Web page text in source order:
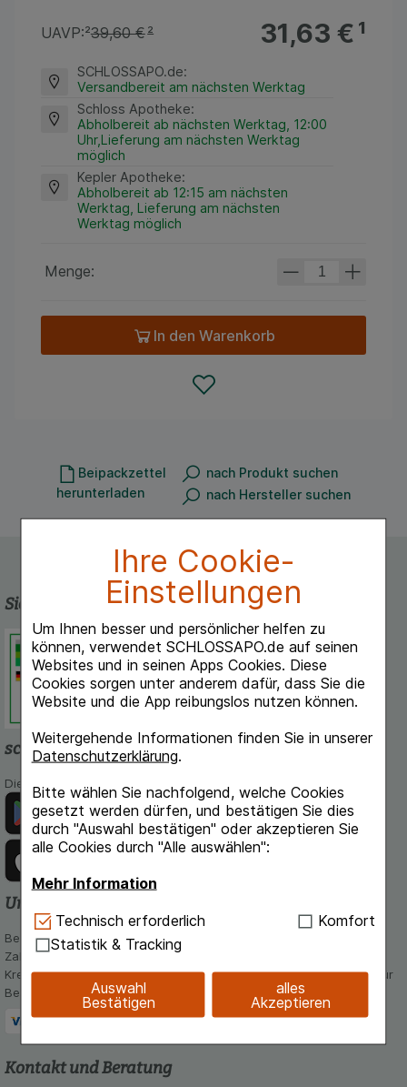
Ihre Cookie-
Einstellungen
Um Ihnen besser und persönlicher helfen zu
können, verwendet SCHLOSSAPO.de auf seinen
Websites und in seinen Apps Cookies. Diese
Cookies sorgen unter anderem dafür, dass Sie die
Website und die App reibungslos nutzen können.
Weitergehende Informationen finden Sie in unserer
Datenschutzerklärung.
Bitte wählen Sie nachfolgend, welche Cookies
gesetzt werden dürfen, und bestätigen Sie dies
durch "Auswahl bestätigen" oder akzeptieren Sie
alle Cookies durch "Alle auswählen":
Mehr Information
Technisch Notwendig:Hierbei handelt es sich um
Cookies, die für die Grundfunktionen unserer
Website notwendig sind (z.B. Navigation,
Warenkorb, Kundenkonto), weshalb auf diese nicht
verzichtet werden kann.
Einkaufserlebnis noch ansprechender zu gestalten,
beispielsweise für die Wiedererkennung des
Technisch erforderlich
Komfort
Statistik & Tracking
Auswahl
Bestätigen
alles
Akzeptieren
31,63 €¹
UAVP:²39,60 €²
SCHLOSSAPO.de:
Versandbereit am nächsten Werktag
Schloss Apotheke:
Abholbereit ab nächsten Werktag, 12:00
Uhr,Lieferung am nächsten Werktag
möglich
Kepler Apotheke:
Abholbereit ab 12:15 am nächsten
Werktag, Lieferung am nächsten
Werktag möglich
Menge:
In den Warenkorb
Beipackzettel
herunterladen
nach Produkt suchen
nach Hersteller suchen
Sicherheit und Qualität
Schlossapo.de ist registriert beim
Deutschen Institut für Medizinische
Dokumentation und Information.
schlossapo.de-App
Die App von schlossapo.de jetzt mit E-Rezept-Scanner
Unsere Zahlungsarten
Bequem und sicher - Wählen Sie aus unseren verschiedenen
Zahlungsmöglichkeiten:
Kreditkarte, PayPal,Vorkasse, iDeal, Bancontact und Rechnung (für
Bestandskunden)
Kontakt und Beratung